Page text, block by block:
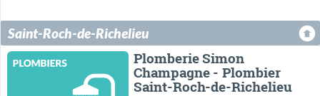
Saint-Roch-de-Richelieu
Plomberie Simon
Champagne - Plombier
Saint-Roch-de-Richelieu